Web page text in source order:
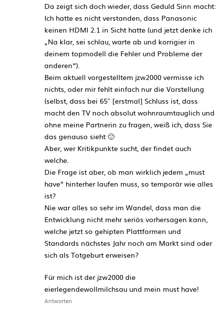
Da zeigt sich doch wieder, dass Geduld Sinn macht:
Ich hatte es nicht verstanden, dass Panasonic
keinen HDMI 2.1 in Sicht hatte (und jetzt denke ich
„Na klar, sei schlau, warte ab und korrigier in
deinem topmodell die Fehler und Probleme der
anderen“).
Beim aktuell vorgestelltem jzw2000 vermisse ich
nichts, oder mir fehlt einfach nur die Vorstellung
(selbst, dass bei 65″ [erstmal] Schluss ist, dass
macht den TV noch absolut wohnraumtauglich und
ohne meine Partnerin zu fragen, weiß ich, dass Sie
das genauso sieht 🙂
Aber, wer Kritikpunkte sucht, der findet auch
welche.
Die Frage ist aber, ob man wirklich jedem „must
have“ hinterher laufen muss, so temporär wie alles
ist?
Nie war alles so sehr im Wandel, dass man die
Entwicklung nicht mehr seriös vorhersagen kann,
welche jetzt so gehipten Plattformen und
Standards nächstes Jahr noch am Markt sind oder
sich als Totgeburt erweisen?
Für mich ist der jzw2000 die
eierlegendewollmilchsau und mein must have!
Antworten